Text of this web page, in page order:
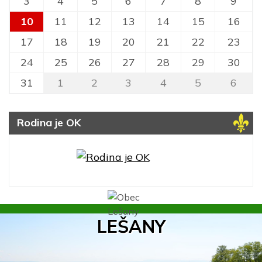
10
11 12 13 14 15
16
17
18 19 20 21 22
23
24
25 26 27 28 29
30
31
1 2 3 4 5 6
Rodina je OK
LEŠANY